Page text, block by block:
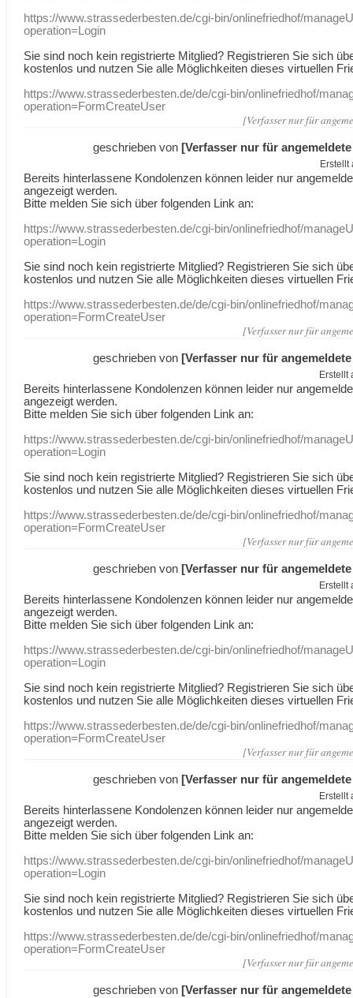
https://www.strassederbesten.de/cgi-bin/onlinefriedhof/
operation=Login
Sie sind noch kein registrierte Mitglied? Registrieren Sie sich
kostenlos und nutzen Sie alle Möglichkeiten dieses virtuellen
https://www.strassederbesten.de/de/cgi-bin/onlinefriedhof/
operation=FormCreateUser
[Verfasser nur für
geschrieben von [Verfasser nur für
Erstellt
Bereits hinterlassene Kondolenzen können leider nur
angezeigt werden.
Bitte melden Sie sich über folgenden Link an:
https://www.strassederbesten.de/cgi-bin/onlinefriedhof/
operation=Login
Sie sind noch kein registrierte Mitglied? Registrieren Sie sich
kostenlos und nutzen Sie alle Möglichkeiten dieses virtuellen
https://www.strassederbesten.de/de/cgi-bin/onlinefriedhof/
operation=FormCreateUser
[Verfasser nur für
geschrieben von [Verfasser nur für
Erstellt
Bereits hinterlassene Kondolenzen können leider nur
angezeigt werden.
Bitte melden Sie sich über folgenden Link an:
https://www.strassederbesten.de/cgi-bin/onlinefriedhof/
operation=Login
Sie sind noch kein registrierte Mitglied? Registrieren Sie sich
kostenlos und nutzen Sie alle Möglichkeiten dieses virtuellen
https://www.strassederbesten.de/de/cgi-bin/onlinefriedhof/
operation=FormCreateUser
[Verfasser nur für
geschrieben von [Verfasser nur für
Erstellt
Bereits hinterlassene Kondolenzen können leider nur
angezeigt werden.
Bitte melden Sie sich über folgenden Link an:
https://www.strassederbesten.de/cgi-bin/onlinefriedhof/
operation=Login
Sie sind noch kein registrierte Mitglied? Registrieren Sie sich
kostenlos und nutzen Sie alle Möglichkeiten dieses virtuellen
https://www.strassederbesten.de/de/cgi-bin/onlinefriedhof/
operation=FormCreateUser
[Verfasser nur für
geschrieben von [Verfasser nur für
Erstellt
Bereits hinterlassene Kondolenzen können leider nur
angezeigt werden.
Bitte melden Sie sich über folgenden Link an:
https://www.strassederbesten.de/cgi-bin/onlinefriedhof/
operation=Login
Sie sind noch kein registrierte Mitglied? Registrieren Sie sich
kostenlos und nutzen Sie alle Möglichkeiten dieses virtuellen
https://www.strassederbesten.de/de/cgi-bin/onlinefriedhof/
operation=FormCreateUser
[Verfasser nur für
geschrieben von [Verfasser nur für